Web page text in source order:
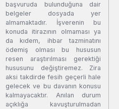
başvuruda bulunduğuna dair
belgeler dosyada yer
almamaktadır. İşverenin bu
konuda itirazının olmaması ya
da kıdem, ihbar tazminatını
ödemiş olması bu hususun
resen araştırılması gerektiği
hususunu değiştiremez. Zira
aksi takdirde fesih geçerli hale
gelecek ve bu davanın konusu
kalmayacaktır. Anılan durum
açıklığa kavuşturulmadan